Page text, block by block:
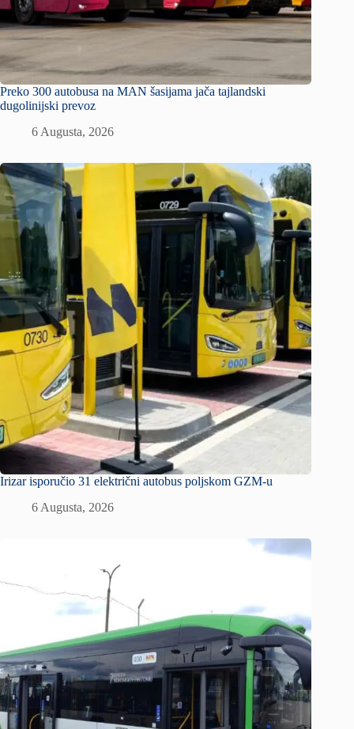
Preko 300 autobusa na MAN šasijama jača tajlandski
dugolinijski prevoz
6 Augusta, 2026
Irizar isporučio 31 električni autobus poljskom GZM-u
6 Augusta, 2026